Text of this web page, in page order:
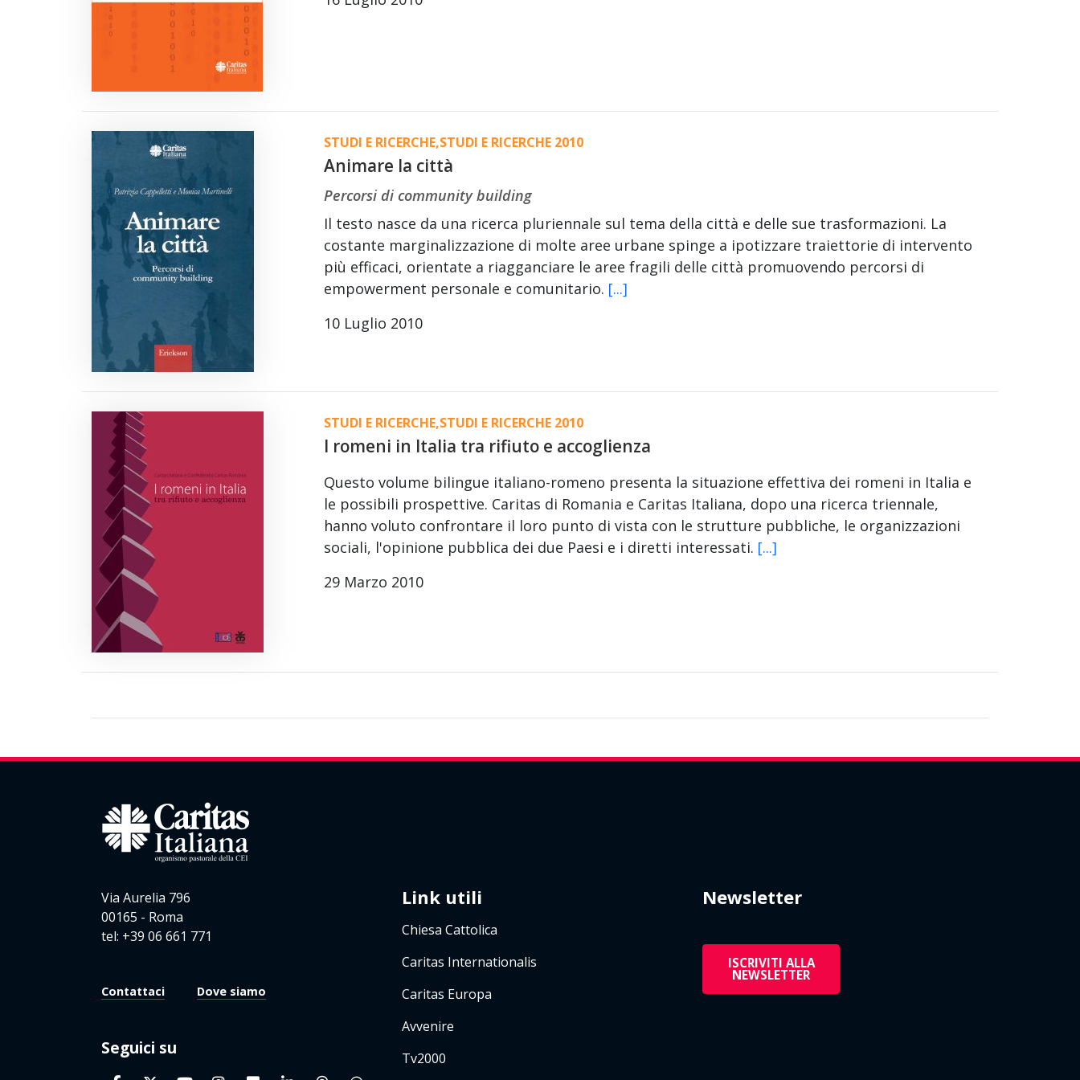
STUDI E RICERCHE,STUDI E RICERCHE 2010
Animare la città
Percorsi di community building
Il testo nasce da una ricerca pluriennale sul tema della città e delle sue trasformazioni. La
costante marginalizzazione di molte aree urbane spinge a ipotizzare traiettorie di intervento
più efficaci, orientate a riagganciare le aree fragili delle città promuovendo percorsi di
empowerment personale e comunitario. [...]
10 Luglio 2010
STUDI E RICERCHE,STUDI E RICERCHE 2010
I romeni in Italia tra rifiuto e accoglienza
Questo volume bilingue italiano-romeno presenta la situazione effettiva dei romeni in Italia e
le possibili prospettive. Caritas di Romania e Caritas Italiana, dopo una ricerca triennale,
hanno voluto confrontare il loro punto di vista con le strutture pubbliche, le organizzazioni
sociali, l'opinione pubblica dei due Paesi e i diretti interessati. [...]
29 Marzo 2010
Via Aurelia 796
00165 - Roma
tel: +39 06 661 771
Contattaci Dove siamo
Seguici su
Link utili
Chiesa Cattolica
Caritas Internationalis
Caritas Europa
Avvenire
Tv2000
Newsletter
ISCRIVITI ALLA
NEWSLETTER